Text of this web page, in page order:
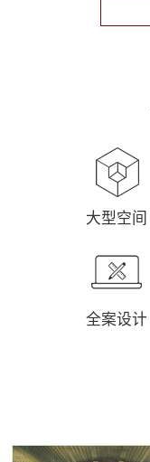
大型空间
全案设计